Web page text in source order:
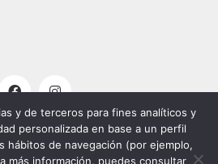
. Todos los derechos
y de terceros para fines analíticos y
personalizada en base a un perfil
hábitos de navegación (por ejemplo,
más información, puedes consultar